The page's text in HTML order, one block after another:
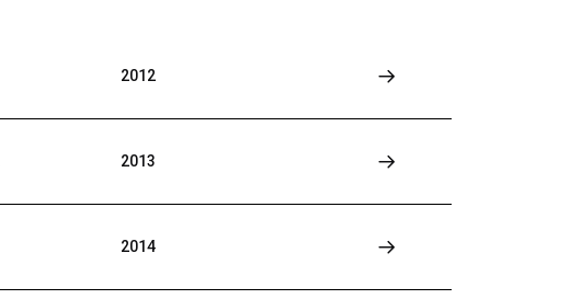
2012
2013
2014